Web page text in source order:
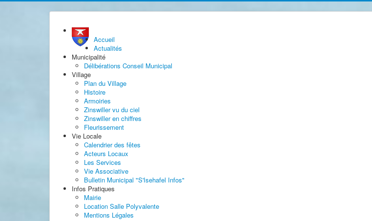
Accueil
Actualités
Municipalité
Délibérations Conseil Municipal
Village
Plan du Village
Histoire
Armoiries
Zinswiller vu du ciel
Zinswiller en chiffres
Fleurissement
Vie Locale
Calendrier des fêtes
Acteurs Locaux
Les Services
Vie Associative
Bulletin Municipal "S'Isehafel Infos"
Infos Pratiques
Mairie
Location Salle Polyvalente
Mentions Légales